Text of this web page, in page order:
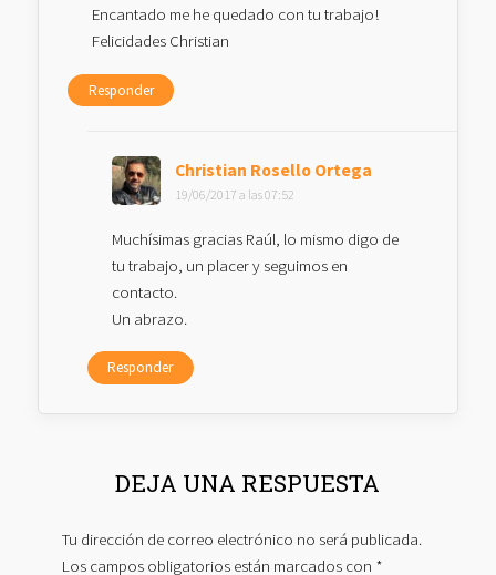
Encantado me he quedado con tu trabajo!
Felicidades Christian
Responder
Christian Rosello Ortega
19/06/2017 a las 07:52
Muchísimas gracias Raúl, lo mismo digo de
tu trabajo, un placer y seguimos en
contacto.
Un abrazo.
Responder
DEJA UNA RESPUESTA
Tu dirección de correo electrónico no será publicada.
Los campos obligatorios están marcados con *